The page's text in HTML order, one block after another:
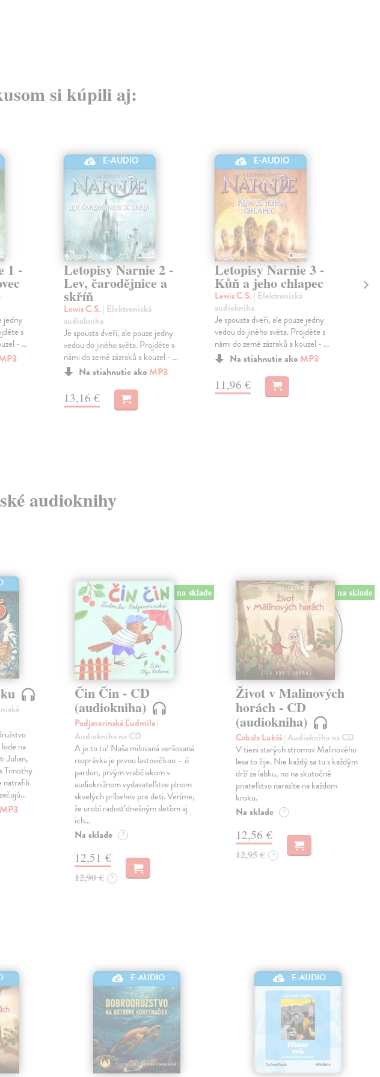
si kúpili aj:
1 -
jedny
s
- ...
E-AUDIO
Letopisy Narnie 2 -
Lev, čarodějnice a
skříň
Lewis C.S. | Elektronická
audiokniha
Je spousta dveří, ale pouze jedny
vedou do jiného světa. Projděte s
námi do země zázraků a kouzel - ...
Na stiahnutie ako MP3
13,16 €
E-AUDIO
Letopisy Narnie 3 -
Kůň a jeho chlapec
Lewis C.S. | Elektronická
audiokniha
Je spousta dveří, ale pouze jedny
vedou do jiného světa. Projděte s
námi do země zázraků a kouzel - ...
Na stiahnutie ako MP3
11,96 €
audioknihy
na
Julian,
Timothy
natrafili
MP3
na sklade
Čin Čin - CD
(audiokniha)
Podjavorinská Ľudmila|
Audiokniha na CD
A je to tu! Naša milovaná veršovaná
rozprávka je prvou lastovičkou – ó
pardon, prvým vrabčiakom v
audioknižnom vydavateľstve plnom
skvelých príbehov pre deti. Veríme,
že urobí radosť dnešným deťom aj
ich…
Na sklade ?
12,51 €
12,90 € ?
na sklade
Život v Malinových
horách - CD
(audiokniha)
Cabala Lukáš| Audiokniha na CD
V tieni starých stromov Malinového
lesa to žije. Nie každý sa tu s každým
drží za labku, no na skutočné
priateľstvo narazíte na každom
kroku.
Na sklade ?
12,56 €
12,95 € ?
E-AUDIO E-AUDIO